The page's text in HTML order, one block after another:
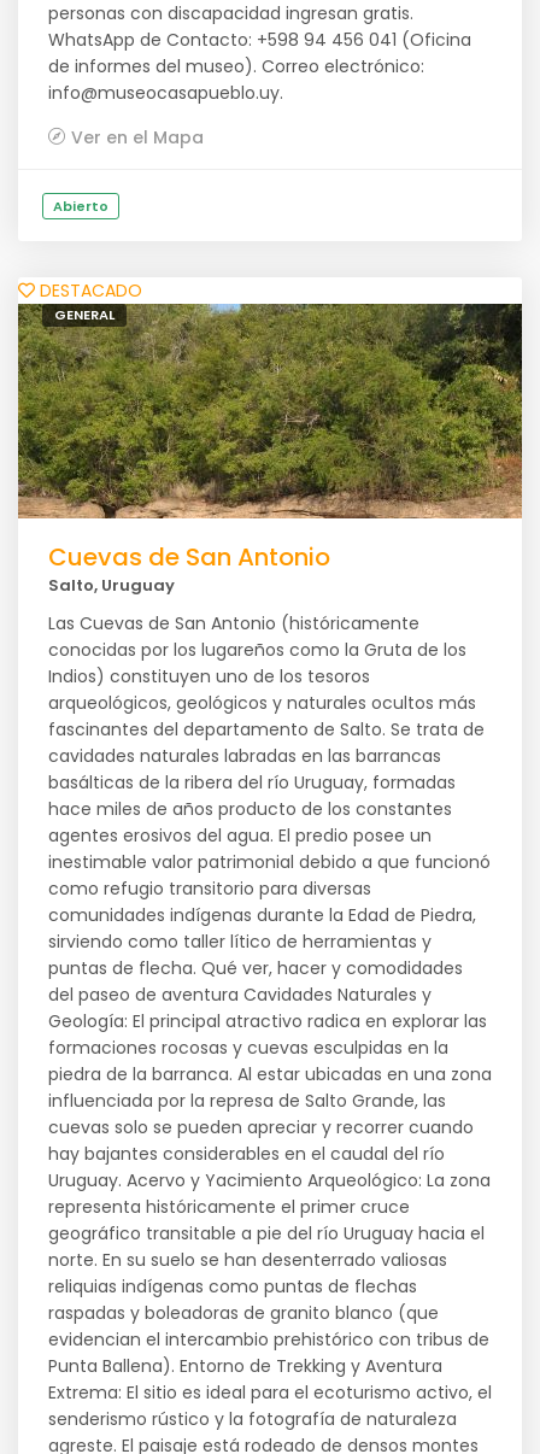
personas con discapacidad ingresan gratis.
WhatsApp de Contacto: +598 94 456 041 (Oficina
de informes del museo). Correo electrónico:
info@museocasapueblo.uy.
Ver en el Mapa
Abierto
DESTACADO
GENERAL
Cuevas de San Antonio
Salto, Uruguay
Las Cuevas de San Antonio (históricamente
conocidas por los lugareños como la Gruta de los
Indios) constituyen uno de los tesoros
arqueológicos, geológicos y naturales ocultos más
fascinantes del departamento de Salto. Se trata de
cavidades naturales labradas en las barrancas
basálticas de la ribera del río Uruguay, formadas
hace miles de años producto de los constantes
agentes erosivos del agua. El predio posee un
inestimable valor patrimonial debido a que funcionó
como refugio transitorio para diversas
comunidades indígenas durante la Edad de Piedra,
sirviendo como taller lítico de herramientas y
puntas de flecha. Qué ver, hacer y comodidades
del paseo de aventura Cavidades Naturales y
Geología: El principal atractivo radica en explorar las
formaciones rocosas y cuevas esculpidas en la
piedra de la barranca. Al estar ubicadas en una zona
influenciada por la represa de Salto Grande, las
cuevas solo se pueden apreciar y recorrer cuando
hay bajantes considerables en el caudal del río
Uruguay. Acervo y Yacimiento Arqueológico: La zona
representa históricamente el primer cruce
geográfico transitable a pie del río Uruguay hacia el
norte. En su suelo se han desenterrado valiosas
reliquias indígenas como puntas de flechas
raspadas y boleadoras de granito blanco (que
evidencian el intercambio prehistórico con tribus de
Punta Ballena). Entorno de Trekking y Aventura
Extrema: El sitio es ideal para el ecoturismo activo, el
senderismo rústico y la fotografía de naturaleza
agreste. El paisaje está rodeado de densos montes